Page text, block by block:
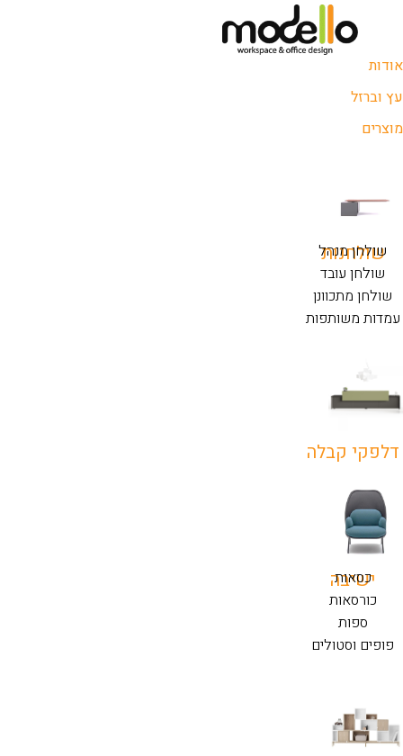
אודות
עץ וברזל
מוצרים
שולחנות
שולחן מנהל
שולחן עובד
שולחן מתכוונן
עמדות משותפות
דלפקי קבלה
ישיבה
כסאות
כורסאות
ספות
פופים וסטולים